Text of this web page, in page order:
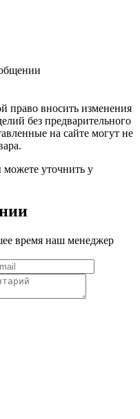
право вносить изменения
без предварительного
на сайте могут не
уточнить у
время наш менеджер